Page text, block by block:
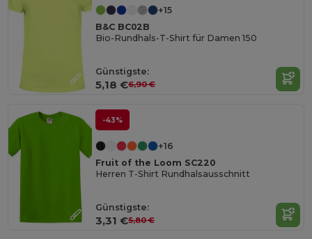
+15
B&C BC02B
Bio-Rundhals-T-Shirt für Damen 150
Günstigste:
5,18 €6,90 €
-43%
+16
Fruit of the Loom SC220
Herren T-Shirt Rundhalsausschnitt
Günstigste:
3,31 €5,80 €